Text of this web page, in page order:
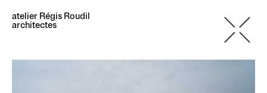
atelier Régis Roudil
architectes